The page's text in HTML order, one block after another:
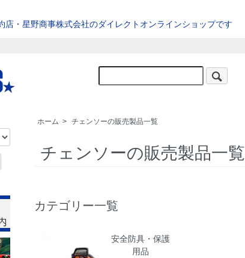
店・星野商事株式会社のダイレクトオンラインショップです
ホーム > チェンソーの販売製品一覧
チェンソーの販売製品一覧
カテゴリー一覧
安全防具・保護
用品